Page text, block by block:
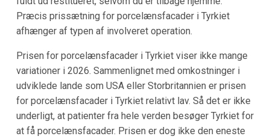
Præcis prissætning for porcelænsfacader i Tyrkiet
afhænger af typen af involveret operation.
Prisen for porcelænsfacader i Tyrkiet viser ikke mange
variationer i 2026. Sammenlignet med omkostninger i
udviklede lande som USA eller Storbritannien er prisen
for porcelænsfacader i Tyrkiet relativt lav. Så det er ikke
underligt, at patienter fra hele verden besøger Tyrkiet for
at få porcelænsfacader. Prisen er dog ikke den eneste